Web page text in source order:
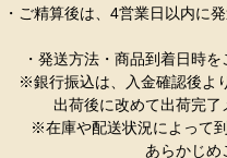
・ご精算後は、4営業日以内に
・発送方法・商品到着日時
※銀行振込は、入金確認後よ
出荷後に改めて出荷完了
※在庫や配送状況によって
あらかじめ